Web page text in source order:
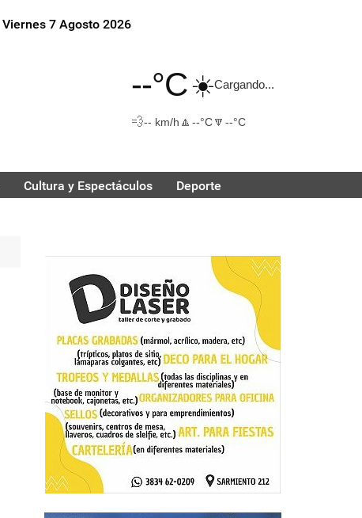
Viernes 7 Agosto 2026
--°C☀️Cargando...
💨-- km/h 🔼 --°C🔽 --°C
Cultura y Espectáculos Deporte